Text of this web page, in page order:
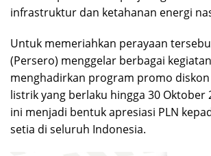
infrastruktur dan ketahanan energi
Untuk memeriahkan perayaan
(Persero) menggelar berbagai
menghadirkan program promo
listrik yang berlaku hingga 30 Oktober
ini menjadi bentuk apresiasi PLN
setia di seluruh Indonesia.